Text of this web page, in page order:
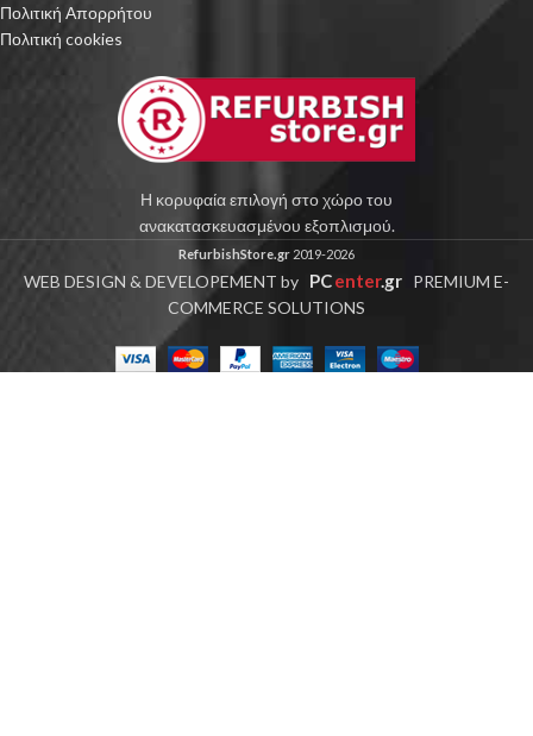
Πολιτική Απορρήτου
Πολιτική cookies
Η κορυφαία επιλογή στο χώρο του
ανακατασκευασμένου εξοπλισμού.
RefurbishStore.gr 2019-2026
WEB DESIGN & DEVELOPEMENT by PCenter.gr PREMIUM E-
COMMERCE SOLUTIONS